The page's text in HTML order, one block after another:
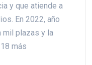
y que atiende a
En 2022, año
mil plazas y la
más